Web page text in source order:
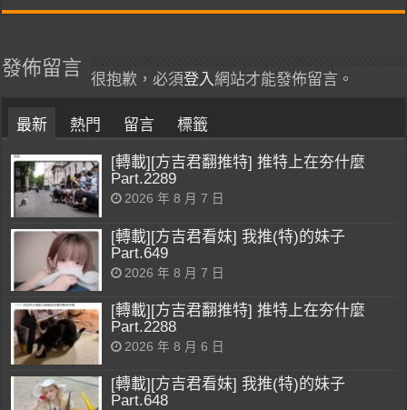
發佈留言
很抱歉，必須登入網站才能發佈留言。
最新 熱門 留言 標籤
[轉載][方吉君翻推特] 推特上在夯什麼
Part.2289
2026 年 8 月 7 日
[轉載][方吉君看妹] 我推(特)的妹子
Part.649
2026 年 8 月 7 日
[轉載][方吉君翻推特] 推特上在夯什麼
Part.2288
2026 年 8 月 6 日
[轉載][方吉君看妹] 我推(特)的妹子
Part.648